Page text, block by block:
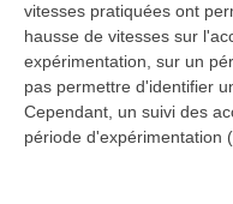
vitesses pratiquées ont
hausse de vitesses sur
expérimentation, sur un
pas permettre d'identifier
Cependant, un suivi des
période d'expérimentation